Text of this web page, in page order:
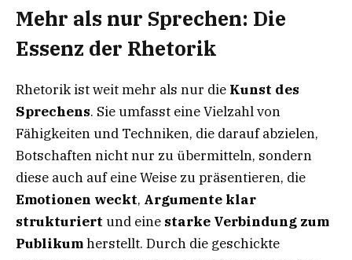
Mehr als nur Sprechen: Die
Essenz der Rhetorik
Rhetorik ist weit mehr als nur die Kunst des
Sprechens. Sie umfasst eine Vielzahl von
Fähigkeiten und Techniken, die darauf abzielen,
Botschaften nicht nur zu übermitteln, sondern
diese auch auf eine Weise zu präsentieren, die
Emotionen weckt, Argumente klar
strukturiert und eine starke Verbindung zum
Publikumherstellt. Durch die geschickte